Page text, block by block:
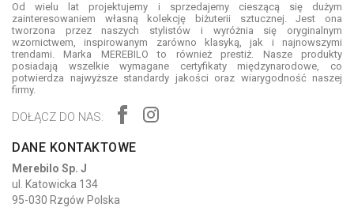
Od wielu lat projektujemy i sprzedajemy cieszącą się dużym
zainteresowaniem własną kolekcję biżuterii sztucznej. Jest ona
tworzona przez naszych stylistów i wyróżnia się oryginalnym
wzornictwem, inspirowanym zarówno klasyką, jak i najnowszymi
trendami. Marka MEREBILO to również prestiż. Nasze produkty
posiadają wszelkie wymagane certyfikaty międzynarodowe, co
potwierdza najwyższe standardy jakości oraz wiarygodność naszej
firmy.
DOŁĄCZ DO NAS:
DANE KONTAKTOWE
Merebilo Sp. J
ul. Katowicka 134
95-030 Rzgów Polska